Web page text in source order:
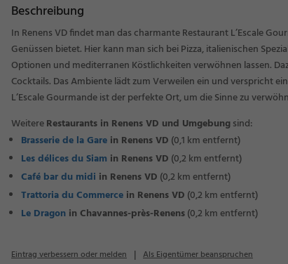
Beschreibung
In Renens VD findet man das charmante Restaurant L’Escale
Genüssen bietet. Hier kann man sich bei Pizza, italienischen
Optionen und mediterranen Köstlichkeiten verwöhnen lassen.
Cocktails. Das Ambiente lädt zum Verweilen ein und verspricht
L’Escale Gourmande ist der perfekte Ort, um die Sinne zu
WeitereRestaurants in Renens VD und Umgebungsind:
Brasserie de la Gare in Renens VD (0,1 km entfernt)
Les délices du Siam in Renens VD (0,2 km entfernt)
Café bar du midi in Renens VD (0,2 km entfernt)
Trattoria du Commerce in Renens VD (0,2 km entfernt)
Le Dragon in Chavannes-près-Renens(0,2 km entfernt)
Eintrag verbessern oder melden | Als Eigentümer beanspruchen